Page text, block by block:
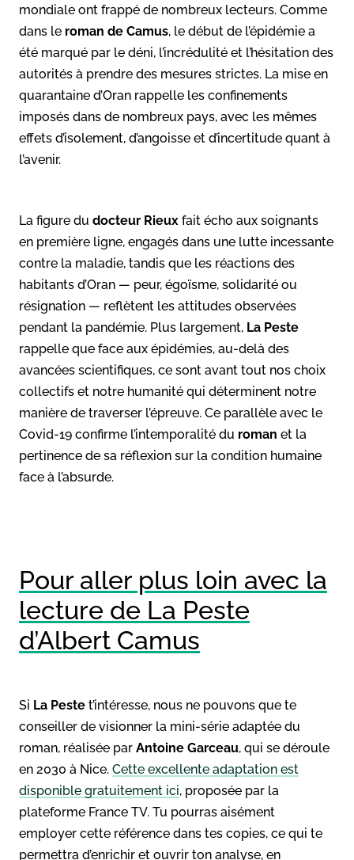
mondiale ont frappé de nombreux lecteurs. Comme
dans le roman de Camus, le début de l’épidémie a
été marqué par le déni, l’incrédulité et l’hésitation des
autorités à prendre des mesures strictes. La mise en
quarantaine d’Oran rappelle les confinements
imposés dans de nombreux pays, avec les mêmes
effets d’isolement, d’angoisse et d’incertitude quant à
l’avenir.
La figure du docteur Rieux fait écho aux soignants
en première ligne, engagés dans une lutte incessante
contre la maladie, tandis que les réactions des
habitants d’Oran — peur, égoïsme, solidarité ou
résignation — reflètent les attitudes observées
pendant la pandémie. Plus largement, La Peste
rappelle que face aux épidémies, au-delà des
avancées scientifiques, ce sont avant tout nos choix
collectifs et notre humanité qui déterminent notre
manière de traverser l’épreuve. Ce parallèle avec le
Covid-19 confirme l’intemporalité du roman et la
pertinence de sa réflexion sur la condition humaine
face à l’absurde.
Pour aller plus loin avec la
lecture de La Peste
d’Albert Camus
Si La Peste t’intéresse, nous ne pouvons que te
conseiller de visionner la mini-série adaptée du
roman, réalisée par Antoine Garceau, qui se déroule
en 2030 à Nice. Cette excellente adaptation est
disponible gratuitement ici, proposée par la
plateforme France TV. Tu pourras aisément
employer cette référence dans tes copies, ce qui te
permettra d’enrichir et ouvrir ton analyse, en